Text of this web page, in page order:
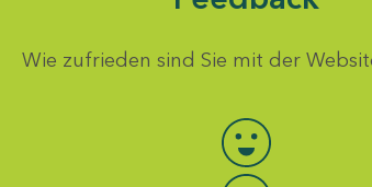
Wie zufrieden sind Sie mit der
Bewertung